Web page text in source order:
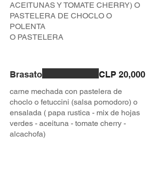
ACEITUNAS Y TOMATE CHERRY) O
PASTELERA DE CHOCLO O
POLENTA
O PASTELERA
Brasato
carne mechada con pastelera de
choclo o fetuccini (salsa pomodoro) o
ensalada ( papa rustica - mix de hojas
verdes - aceituna - tomate cherry -
alcachofa)
CLP 20,000